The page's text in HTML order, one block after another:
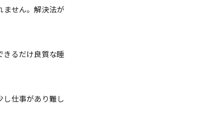
ません。解決法が
きるだけ良質な睡
し仕事があり難し